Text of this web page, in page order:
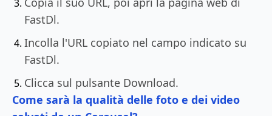
FastDl.
Incolla l'URL copiato nel campo indicato su
FastDl.
Clicca sul pulsante Download.
Come sarà la qualità delle foto e dei video